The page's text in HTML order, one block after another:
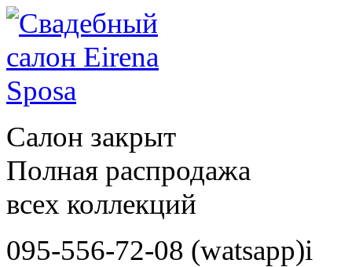
Салон закрыт
Полная распродажа
всех коллекций
095-556-72-08 (watsapp)і